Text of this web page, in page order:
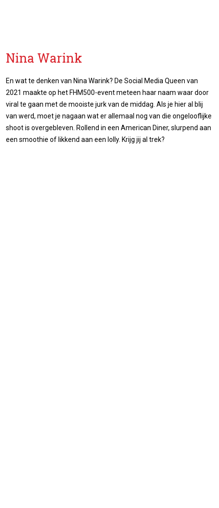
Nina Warink
En wat te denken van Nina Warink? De Social Media Queen van
2021 maakte op het FHM500-event meteen haar naam waar door
viral te gaan met de mooiste jurk van de middag. Als je hier al blij
van werd, moet je nagaan wat er allemaal nog van die ongelooflijke
shoot is overgebleven. Rollend in een American Diner, slurpend aan
een smoothie of likkend aan een lolly. Krijg jij al trek?